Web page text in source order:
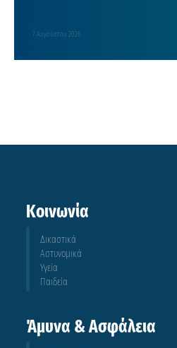
Κοινωνία
Δικαστικά
Αστυνομικά
Υγεία
Παιδεία
Άμυνα & Ασφάλεια